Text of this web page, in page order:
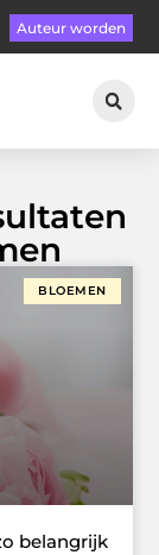
Auteur worden
BLOEMEN
belangrijk